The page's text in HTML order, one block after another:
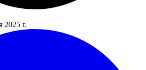
2025 г.